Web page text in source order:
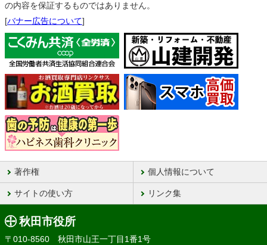
の内容を保証するものではありません。
[バナー広告について]
著作権 個人情報について
サイトの使い方 リンク集
秋田市役所
〒010-8560 秋田市山王一丁目1番1号